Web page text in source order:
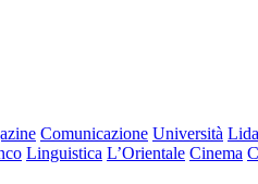
Comunicazione Università
Linguistica L’Orientale Cinema